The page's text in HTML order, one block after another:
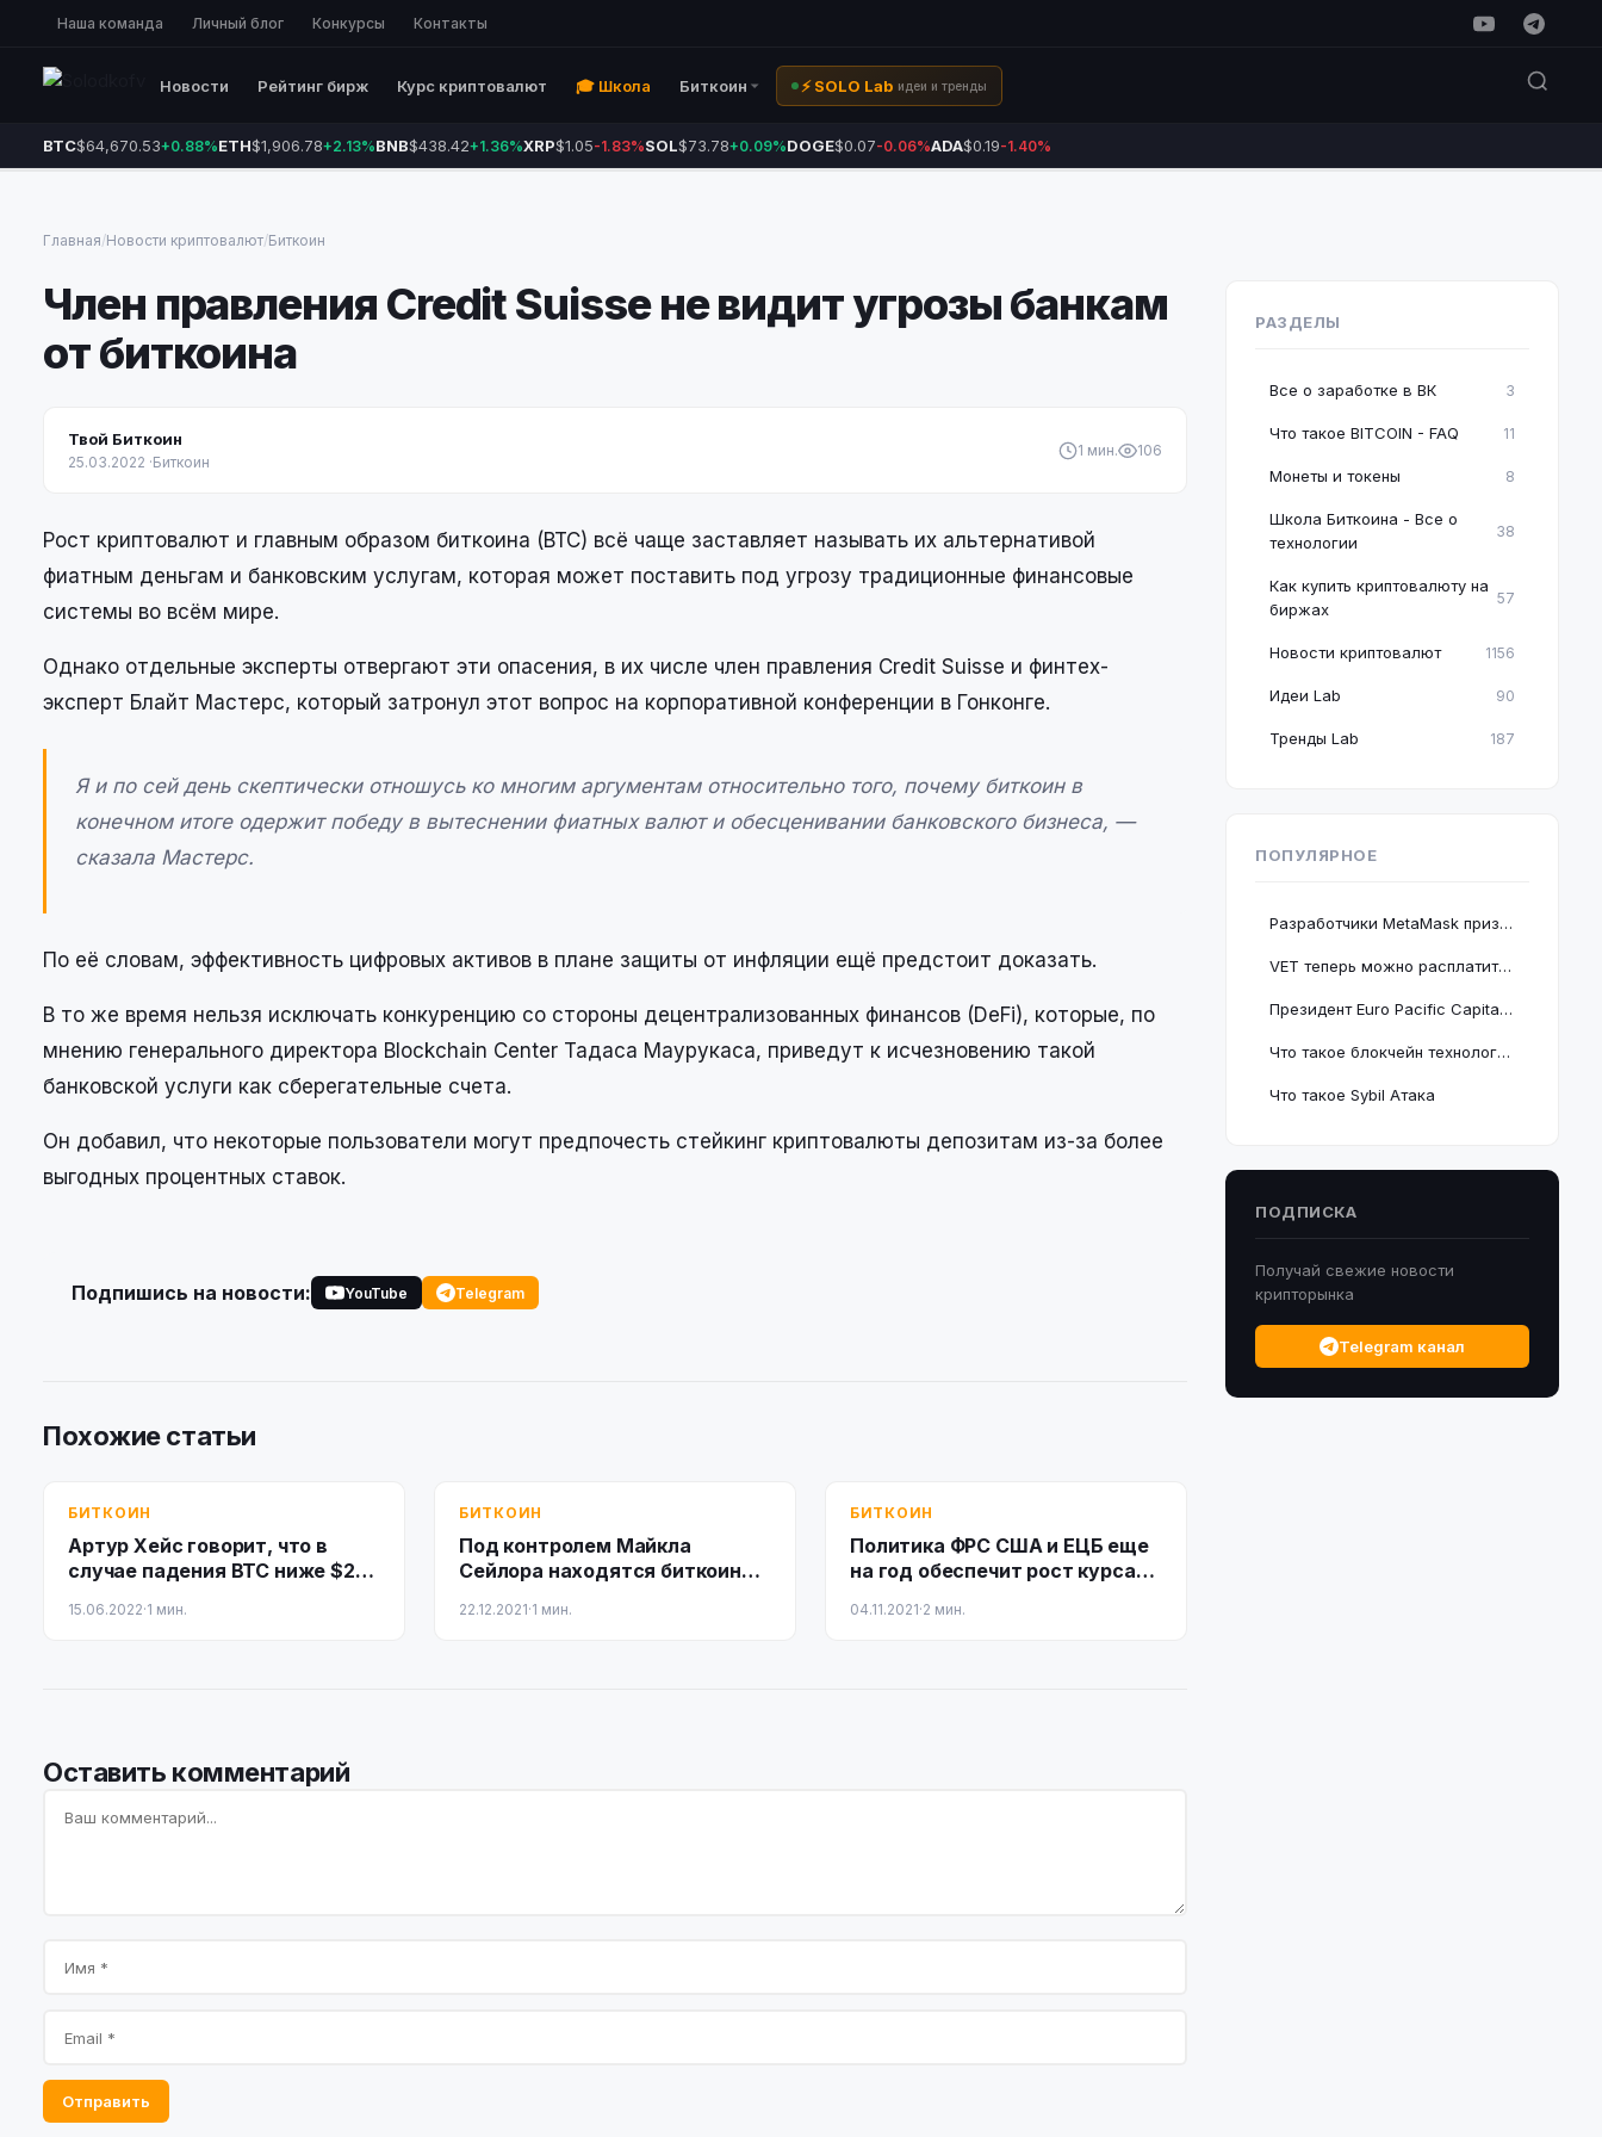
Наша команда Личный блог Конкурсы Контакты
Новости Рейтинг бирж Курс криптовалют 🎓 Школа Биткоин ⚡ SOLO Lab идеи и тренды
BTC$64,670.53+0.88%ETH$1,906.78+2.13%BNB$438.42+1.36%XRP$1.05-1.83%SOL$73.78+0.09%DOGE$0.07-0.06%ADA$0.19-1.40%
Главная/Новости криптовалют/Биткоин
Член правления Credit Suisse не видит угрозы банкам
от биткоина
Твой Биткоин
25.03.2022 ·Биткоин
1 мин. 106
Рост криптовалют и главным образом биткоина (BTC) всё чаще заставляет называть их альтернативой
фиатным деньгам и банковским услугам, которая может поставить под угрозу традиционные финансовые
системы во всём мире.
Однако отдельные эксперты отвергают эти опасения, в их числе член правления Credit Suisse и финтех-
эксперт Блайт Мастерс, который затронул этот вопрос на корпоративной конференции в Гонконге.
Я и по сей день скептически отношусь ко многим аргументам относительно того, почему биткоин в
конечном итоге одержит победу в вытеснении фиатных валют и обесценивании банковского бизнеса, —
сказала Мастерс.
По её словам, эффективность цифровых активов в плане защиты от инфляции ещё предстоит доказать.
В то же время нельзя исключать конкуренцию со стороны децентрализованных финансов (DeFi), которые, по
мнению генерального директора Blockchain Center Тадаса Маурукаса, приведут к исчезновению такой
банковской услуги как сберегательные счета.
Он добавил, что некоторые пользователи могут предпочесть стейкинг криптовалюты депозитам из-за более
выгодных процентных ставок.
Подпишись на новости: YouTube Telegram
Похожие статьи
БИТКОИН
Артур Хейс говорит, что в
случае падения BTC ниже $20
ждет массовый слив
15.06.2022·1 мин.
БИТКОИН
Под контролем Майкла
Сейлора находятся биткоины
22.12.2021·1 мин.
БИТКОИН
Политика ФРС США и ЕЦБ еще
на год обеспечит рост курса
04.11.2021·2 мин.
Оставить комментарий
Отправить
РАЗДЕЛЫ
Все о заработке в ВК 3
Что такое BITCOIN - FAQ 11
Монеты и токены 8
Школа Биткоина - Все о
технологии
38
Как купить криптовалюту на
биржах
57
Новости криптовалют 1156
Идеи Lab 90
Тренды Lab 187
ПОПУЛЯРНОЕ
Разработчики MetaMask призвали пользователей срочно обновить браузер Google Chrome
VET теперь можно расплатиться в 2 миллионах магазинов, проект подключается к BNB Chain
Президент Euro Pacific Capital заявил, что крах криптовалютного рынка полезен для экономики
Что такое блокчейн технология: принцип работы и краткое руководство
Что такое Sybil Атака
ПОДПИСКА
Получай свежие новости
крипторынка
Telegram канал